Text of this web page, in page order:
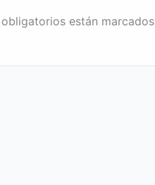
están marcados